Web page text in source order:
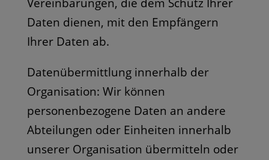
Daten dienen, mit den Empfängern
Ihrer Daten ab.
Datenübermittlung innerhalb der
Organisation: Wir können
personenbezogene Daten an andere
Abteilungen oder Einheiten innerhalb
unserer Organisation übermitteln oder